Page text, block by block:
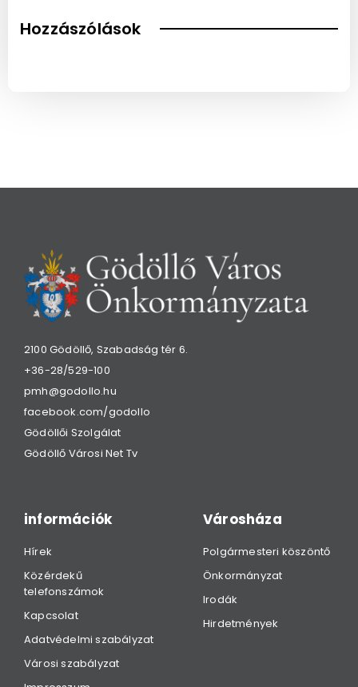
Hozzászólások
2100 Gödöllő, Szabadság tér 6.
+36-28/529-100
pmh@godollo.hu
facebook.com/godollo
Gödöllői Szolgálat
Gödöllő Városi Net Tv
információk
Hírek
Közérdekű
telefonszámok
Kapcsolat
Adatvédelmi szabályzat
Városi szabályzat
Városháza
Polgármesteri köszöntő
Önkormányzat
Irodák
Hirdetmények